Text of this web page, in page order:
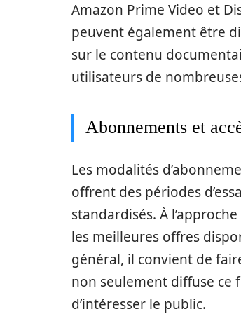
Amazon Prime Video et
peuvent également être
sur le contenu
utilisateurs de
Abonnements et
Les modalités
offrent des périodes
standardisés. À
les meilleures offres
général, il convient de
non seulement diffuse ce
d’intéresser le public.